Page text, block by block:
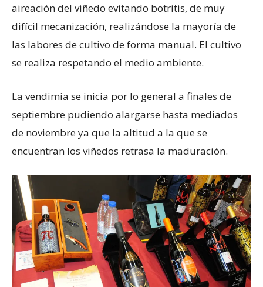
aireación del viñedo evitando botritis, de muy
difícil mecanización, realizándose la mayoría de
las labores de cultivo de forma manual. El cultivo
se realiza respetando el medio ambiente.
La vendimia se inicia por lo general a finales de
septiembre pudiendo alargarse hasta mediados
de noviembre ya que la altitud a la que se
encuentran los viñedos retrasa la maduración.